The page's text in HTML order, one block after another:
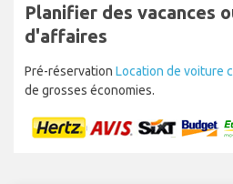
Planifier des vacances
d'affaires
Pré-réservation Location de voiture
de grosses économies.